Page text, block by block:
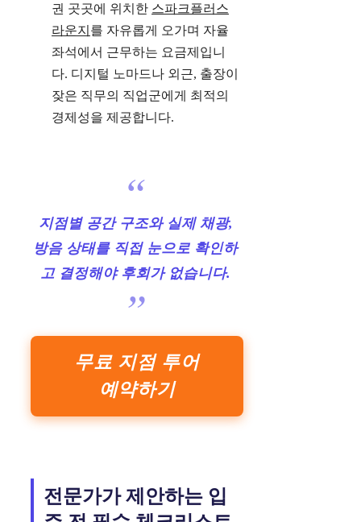
권 곳곳에 위치한 스파크플러스
라운지 를 자유롭게 오가며 자율
좌석에서 근무하는 요금제입니
다. 디지털 노마드나 외근, 출장이
잦은 직무의 직업군에게 최적의
경제성을 제공합니다.
지점별 공간 구조와 실제 채광,
방음 상태를 직접 눈으로 확인하
고 결정해야 후회가 없습니다.
무료 지점 투어
예약하기
전문가가 제안하는 입